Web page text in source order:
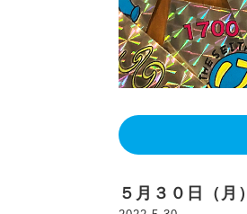
５月３０日（月）